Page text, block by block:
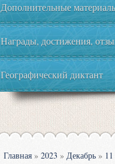
Дополнительные
Награды, достижения,
Географический диктант
Главная » 2023 » Декабрь » 11